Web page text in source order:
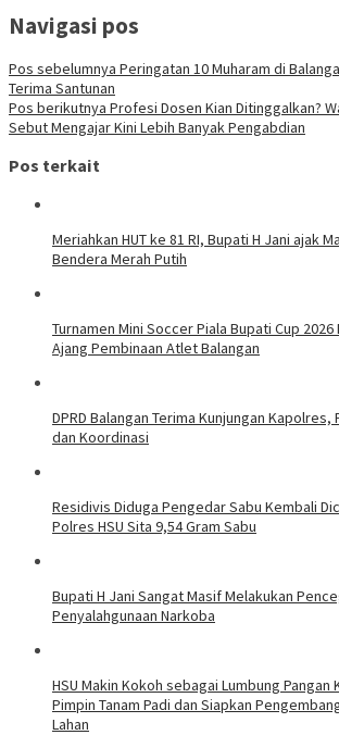
Navigasi pos
Pos sebelumnya Peringatan 10 Muharam di
Terima Santunan
Pos berikutnya Profesi Dosen Kian Ditinggalkan?
Sebut Mengajar Kini Lebih Banyak Pengabdian
Pos terkait
Meriahkan HUT ke 81 RI, Bupati H Jani ajak
Bendera Merah Putih
Turnamen Mini Soccer Piala Bupati Cup
Ajang Pembinaan Atlet Balangan
DPRD Balangan Terima Kunjungan
dan Koordinasi
Residivis Diduga Pengedar Sabu Kembali
Polres HSU Sita 9,54 Gram Sabu
Bupati H Jani Sangat Masif Melakukan
Penyalahgunaan Narkoba
HSU Makin Kokoh sebagai Lumbung Pangan
Pimpin Tanam Padi dan Siapkan
Lahan